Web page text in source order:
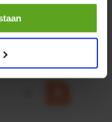
OK9HPA1240